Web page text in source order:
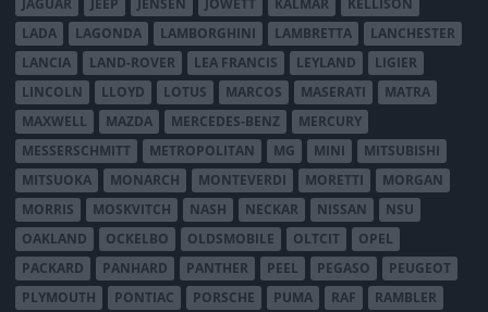
JAGUAR
JEEP JENSEN JOWETT KALMAR
KELLISON
LADA
LAGONDA LAMBORGHINI LAMBRETTA
LANCHESTER
LANCIA
LAND-ROVER LEA FRANCIS LEYLAND
LIGIER
LINCOLN
LLOYD LOTUS MARCOS MASERATI
MATRA
MAXWELL
MAZDA MERCEDES-BENZ
MERCURY
MESSERSCHMITT
METROPOLITAN MG MINI
MITSUBISHI
MITSUOKA
MONARCH MONTEVERDI MORETTI
MORGAN
MORRIS
MOSKVITCH NASH NECKAR NISSAN
NSU
OAKLAND
OCKELBO OLDSMOBILE OLTCIT
OPEL
PACKARD
PANHARD PANTHER PEEL PEGASO
PEUGEOT
PLYMOUTH
PONTIAC PORSCHE PUMA RAF
RAMBLER